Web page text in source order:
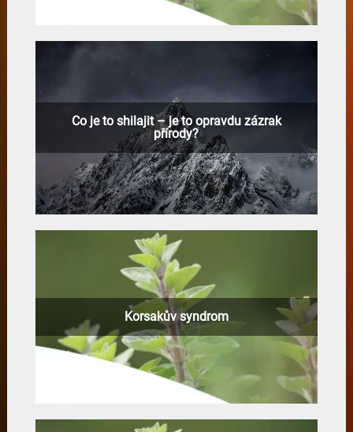
Co je to shilajit – je to opravdu zázrak
přírody?
Korsakův syndrom